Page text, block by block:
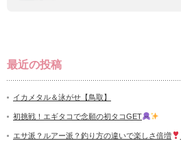
最近の投稿
イカメタル＆泳がせ【鳥取】
初挑戦！エギタコで念願の初タコGET
エサ派？ルアー派？釣り方の違いで楽しさ倍増